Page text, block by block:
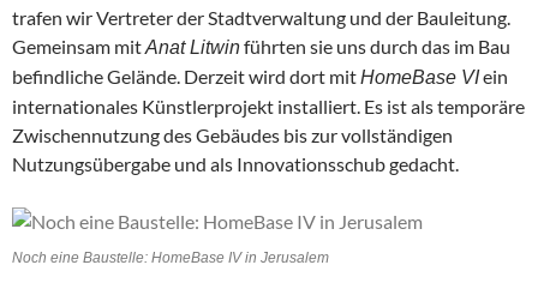
trafen wir Vertreter der Stadtverwaltung und der Bauleitung.
Gemeinsam mitAnat Litwinführten sie uns durch das im Bau
befindliche Gelände. Derzeit wird dort mitHomeBase VIein
internationales Künstlerprojekt installiert. Es ist als temporäre
Zwischennutzung des Gebäudes bis zur vollständigen
Nutzungsübergabe und als Innovationsschub gedacht.
Noch eine Baustelle: HomeBase IV in Jerusalem